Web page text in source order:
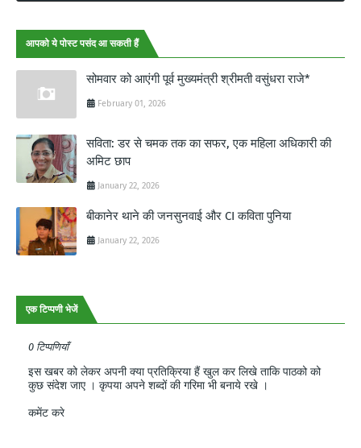
आपको ये पोस्ट पसंद आ सकती हैं
सोमवार को आएंगी पूर्व मुख्यमंत्री श्रीमती वसुंधरा राजे*
February 01, 2026
सविता: डर से चमक तक का सफर, एक महिला अधिकारी की
अमिट छाप
January 22, 2026
बीकानेर थाने की जनसुनवाई और CI कविता पुनिया
January 22, 2026
एक टिप्पणी भेजें
0 टिप्पणियाँ
इस खबर को लेकर अपनी क्या प्रतिक्रिया हैं खुल कर लिखे ताकि पाठको को
कुछ संदेश जाए । कृपया अपने शब्दों की गरिमा भी बनाये रखे ।
कमेंट करे